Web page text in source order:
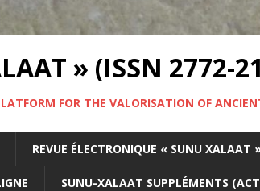
» (ISSN 2772-
FOR THE VALORISATION OF
REVUE ÉLECTRONIQUE « SUNU XALAAT
SUNU-XALAAT SUPPLÉMENTS